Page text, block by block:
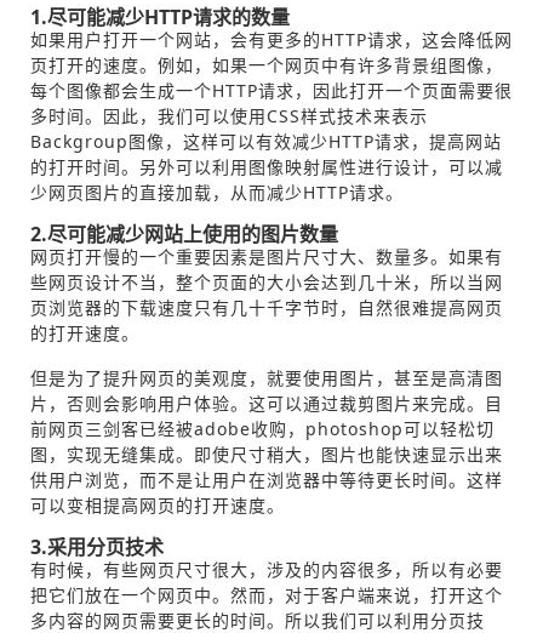
1.尽可能减少HTTP请求的数量
如果用户打开一个网站，会有更多的HTTP请求，这会降低网
页打开的速度。例如，如果一个网页中有许多背景组图像，
每个图像都会生成一个HTTP请求，因此打开一个页面需要很
多时间。因此，我们可以使用CSS样式技术来表示
Backgroup图像，这样可以有效减少HTTP请求，提高网站
的打开时间。另外可以利用图像映射属性进行设计，可以减
少网页图片的直接加载，从而减少HTTP请求。
2.尽可能减少网站上使用的图片数量
网页打开慢的一个重要因素是图片尺寸大、数量多。如果有
些网页设计不当，整个页面的大小会达到几十米，所以当网
页浏览器的下载速度只有几十千字节时，自然很难提高网页
的打开速度。
但是为了提升网页的美观度，就要使用图片，甚至是高清图
片，否则会影响用户体验。这可以通过裁剪图片来完成。目
前网页三剑客已经被adobe收购，photoshop可以轻松切
图，实现无缝集成。即使尺寸稍大，图片也能快速显示出来
供用户浏览，而不是让用户在浏览器中等待更长时间。这样
可以变相提高网页的打开速度。
3.采用分页技术
有时候，有些网页尺寸很大，涉及的内容很多，所以有必要
把它们放在一个网页中。然而，对于客户端来说，打开这个
多内容的网页需要更长的时间。所以我们可以利用分页技